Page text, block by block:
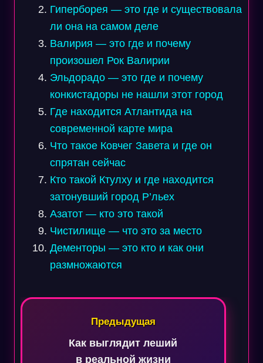
Гиперборея — это где и существовала
ли она на самом деле
Валирия — это где и почему
произошел Рок Валирии
Эльдорадо — это где и почему
конкистадоры не нашли этот город
Где находится Атлантида на
современной карте мира
Что такое Ковчег Завета и где он
спрятан сейчас
Кто такой Ктулху и где находится
затонувший город Р’льех
Азатот — кто это такой
Чистилище — что это за место
Дементоры — это кто и как они
размножаются
Навигация
записям
Предыдущая
Как выглядит леший
в реальной жизни